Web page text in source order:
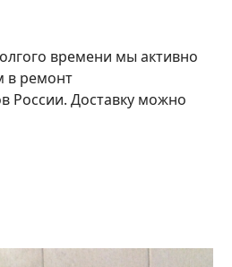
времени мы активно
в ремонт
России. Доставку можно